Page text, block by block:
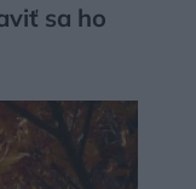
sa ho